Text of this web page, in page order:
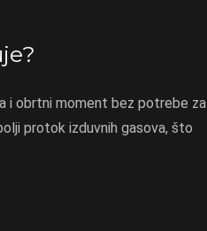
i obrtni moment bez potrebe za
protok izduvnih gasova, što